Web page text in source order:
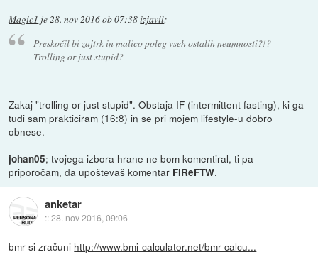
Magic1 je28. nov 2016 ob 07:38izjavil:
Preskočil bi zajtrk in malico poleg vseh ostalih neumnosti?!?
Trolling or just stupid?
Zakaj "trolling or just stupid". Obstaja IF (intermittent fasting), ki ga
tudi sam prakticiram (16:8) in se pri mojem lifestyle-u dobro
obnese.
johan05; tvojega izbora hrane ne bom komentiral, ti pa
priporočam, da upoštevaš komentar FiReFTW.
anketar
::28. nov 2016, 09:06
bmr si zračuni http://www.bmi-calculator.net/bmr-calcu...